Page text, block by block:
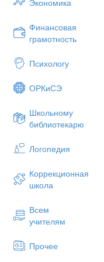
Экономика
Финансовая
грамотность
Психологу
ОРКиСЭ
Школьному
библиотекарю
Логопедия
Коррекционная
школа
Всем
учителям
Прочее